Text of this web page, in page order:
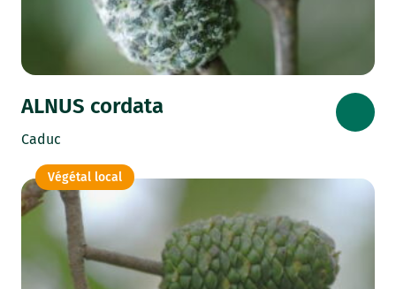
ALNUS cordata
Caduc
Végétal local